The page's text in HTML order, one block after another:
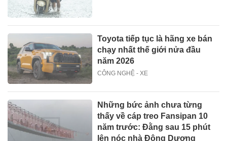
Toyota tiếp tục là hãng xe bán
chạy nhất thế giới nửa đầu
năm 2026
CÔNG NGHỆ - XE
Những bức ảnh chưa từng
thấy về cáp treo Fansipan 10
năm trước: Đằng sau 15 phút
lên nóc nhà Đông Dương